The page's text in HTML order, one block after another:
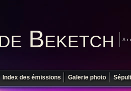
Beketch
Index des émissions Galerie photo